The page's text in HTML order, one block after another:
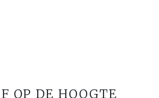
OP DE HOOGTE